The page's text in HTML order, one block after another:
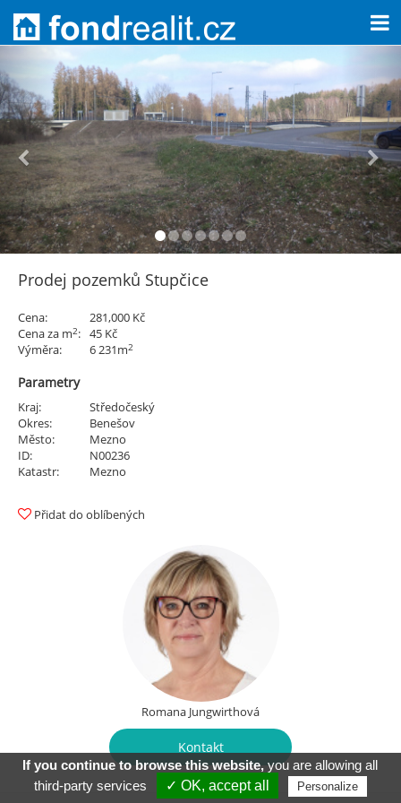
Prodej pozemků Stupčice
Cena:
281,000 Kč
Cena za m2: 45 Kč
Výměra:
6 231m2
Parametry
Kraj:
Středočeský
Okres:
Benešov
Město:
Mezno
ID:
N00236
Katastr:
Mezno
Přidat do oblíbených
Romana Jungwirthová
Kontakt
If you continue to browse this website,you are allowing all
third-party services
✓ OK, accept all Personalize